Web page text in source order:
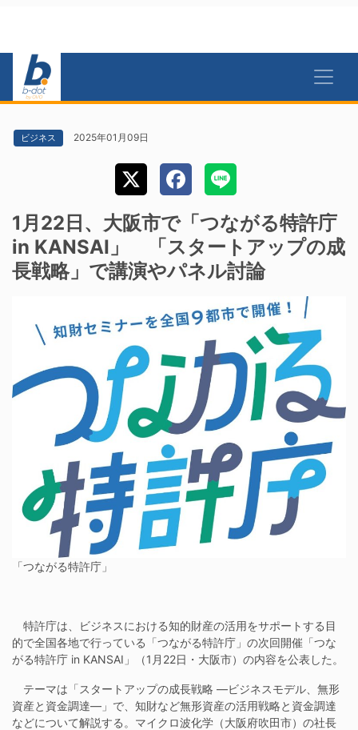
ビジネス 2025年01月09日
1月22日、大阪市で「つながる特許庁
in KANSAI」 「スタートアップの成
長戦略」で講演やパネル討論
「つながる特許庁」
特許庁は、ビジネスにおける知的財産の活用をサポートする目
的で全国各地で行っている「つながる特許庁」の次回開催「つな
がる特許庁 in KANSAI」（1月22日・大阪市）の内容を公表した。
テーマは「スタートアップの成長戦略 ―ビジネスモデル、無形
資産と資金調達―」で、知財など無形資産の活用戦略と資金調達
などについて解説する。マイクロ波化学（大阪府吹田市）の社長